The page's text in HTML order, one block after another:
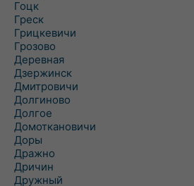
Гоцк
Греск
Грицкевичи
Грозово
Деревная
Дзержинск
Дмитровичи
Долгиново
Долгое
Домоткановичи
Доры
Дражно
Дричин
Дружный